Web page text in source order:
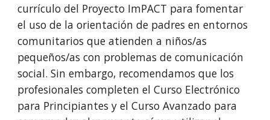
currículo del Proyecto ImPACT para fomentar
el uso de la orientación de padres en entornos
comunitarios que atienden a niños/as
pequeños/as con problemas de comunicación
social. Sin embargo, recomendamos que los
profesionales completen el Curso Electrónico
para Principiantes y el Curso Avanzado para